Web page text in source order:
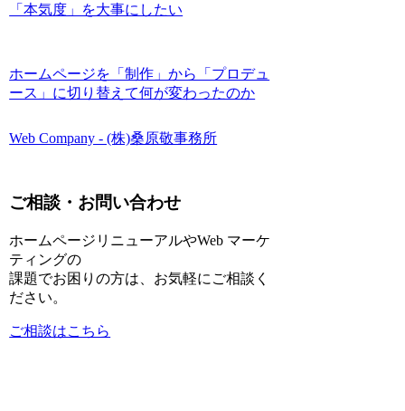
「本気度」を大事にしたい
ホームページを「制作」から「プロデュ
ース」に切り替えて何が変わったのか
Web Company - (株)桑原敬事務所
ご相談・お問い合わせ
ホームページリニューアルやWeb マーケ
ティングの
課題でお困りの方は、お気軽にご相談く
ださい。
ご相談はこちら